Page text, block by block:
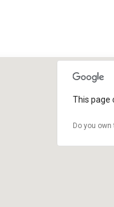
This page
Do you